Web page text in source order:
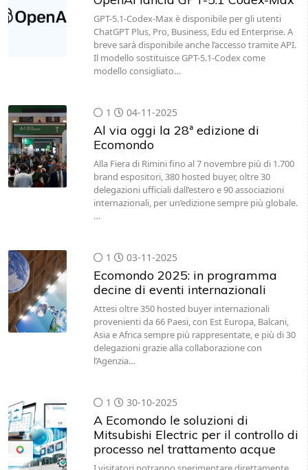
GPT-5.1-Codex-Max è disponibile per gli utenti
ChatGPT Plus, Pro, Business, Edu ed Enterprise. A
breve sarà disponibile anche l’accesso tramite API.
Il modello sostituisce GPT-5.1-Codex come
modello consigliato…
1 04-11-2025
Al via oggi la 28ª edizione di
Ecomondo
Alla Fiera di Rimini fino al 7 novembre più di 1.700
brand espositori, 380 hosted buyer, oltre 30
delegazioni ufficiali dall’estero e 90 associazioni
internazionali, per un’edizione sempre più globale.
…
1 03-11-2025
Ecomondo 2025: in programma
decine di eventi internazionali
Attesi oltre 350 hosted buyer internazionali
provenienti da 66 Paesi, con Est Europa, Balcani,
Asia e Africa sempre più rappresentate, e più di 30
delegazioni grazie alla collaborazione con
l’Agenzia…
1 30-10-2025
A Ecomondo le soluzioni di
Mitsubishi Electric per il controllo di
processo nel trattamento acque